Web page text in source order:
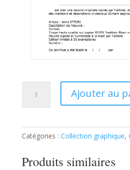
Ajouter au
Catégories : Collection graphique,
Produits similaires